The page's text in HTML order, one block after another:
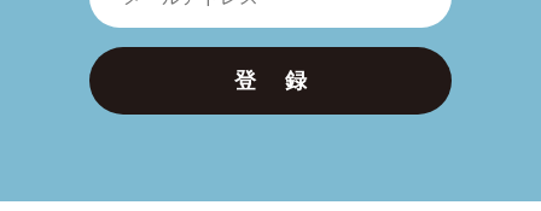
登 録